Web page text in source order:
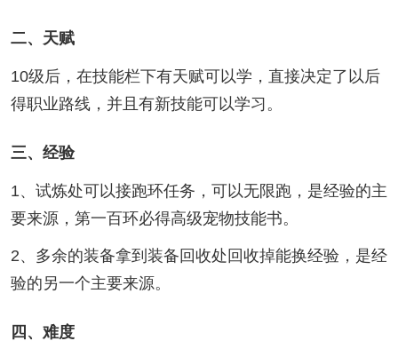
二、天赋
10级后，在技能栏下有天赋可以学，直接决定了以后
得职业路线，并且有新技能可以学习。
三、经验
1、试炼处可以接跑环任务，可以无限跑，是经验的主
要来源，第一百环必得高级宠物技能书。
2、多余的装备拿到装备回收处回收掉能换经验，是经
验的另一个主要来源。
四、难度